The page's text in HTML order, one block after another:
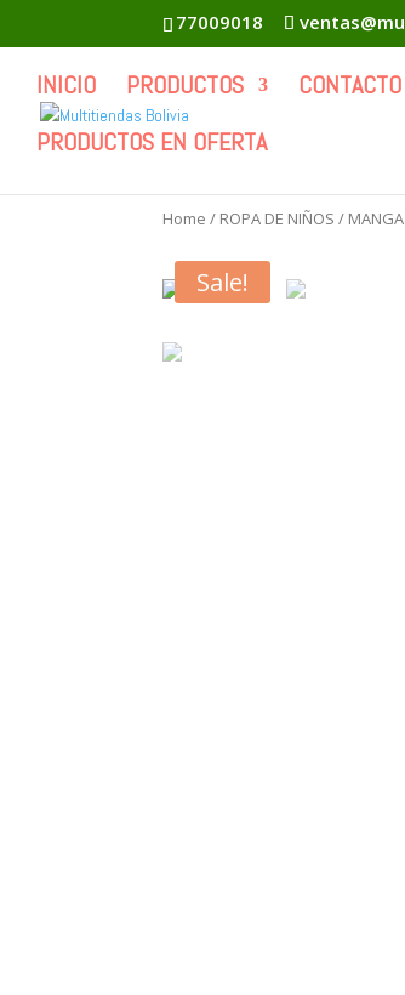
77009018
INICIO PRODUCTOS CONTACTO
PRODUCTOS EN OFERTA
Home / ROPA DE NIÑOS /
Sale!